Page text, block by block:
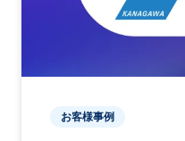
お客様事例